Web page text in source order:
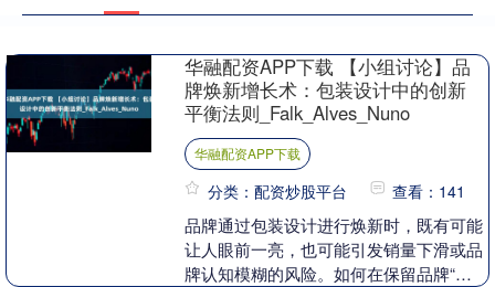
华融配资APP下载 【小组讨论】品
牌焕新增长术：包装设计中的创新
平衡法则_Falk_Alves_Nuno
华融配资APP下载
分类：配资炒股平台 查看：141
品牌通过包装设计进行焕新时，既有可能
让人眼前一亮，也可能引发销量下滑或品
牌认知模糊的风险。如何在保留品牌“灵